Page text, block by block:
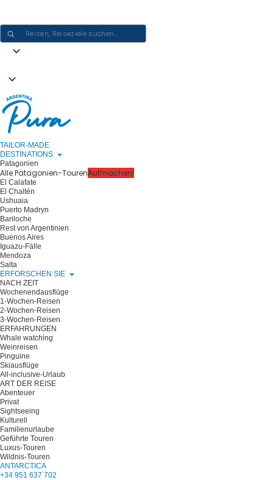
TAILOR-MADE
DESTINATIONS
Patagonien
Alle Patagonien-TourenAufmachen!
El Calafate
El Chaltén
Ushuaia
Puerto Madryn
Bariloche
Rest von Argentinien
Buenos Aires
Iguazu-Fälle
Mendoza
Salta
ERFORSCHEN SIE
NACH ZEIT
Wochenendausflüge
1-Wochen-Reisen
2-Wochen-Reisen
3-Wochen-Reisen
ERFAHRUNGEN
Whale watching
Weinreisen
Pinguine
Skiausflüge
All-inclusive-Urlaub
ART DER REISE
Abenteuer
Privat
Sightseeing
Kulturell
Familienurlaube
Geführte Touren
Luxus-Touren
Wildnis-Touren
ANTARCTICA
+34 951 637 702